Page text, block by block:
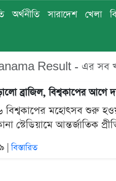
অর্থনীতি সারাদেশ খেলা
Result - এর সব
ব্রাজিল, বিশ্বকাপের আগে
মহোৎসব শুরু
স্টেডিয়ামে আন্তর্জাতিক
|বিস্তারিত